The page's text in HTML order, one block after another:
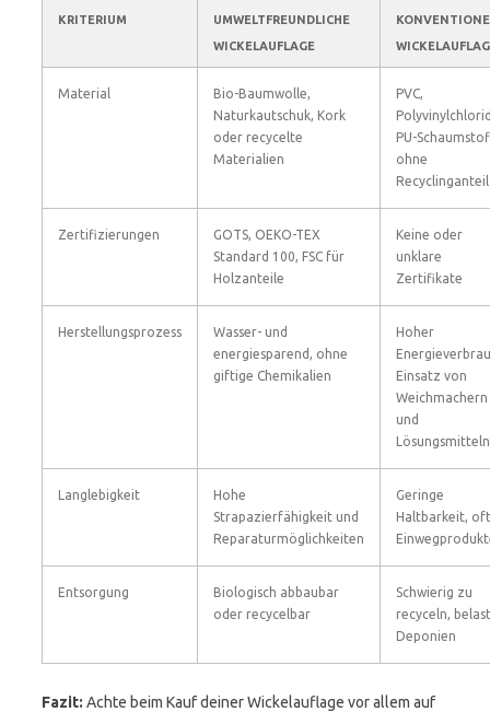
KRITERIUM
UMWELTFREUNDLICHE
WICKELAUFLAGE
Material
Bio-Baumwolle,
Naturkautschuk, Kork
oder recycelte
Materialien
PVC,
PU-
ohne
Recyclinganteil
Zertifizierungen
GOTS, OEKO-TEX
Standard 100, FSC für
Holzanteile
Keine oder
unklare
Zertifikate
Herstellungsprozess
Wasser- und
energiesparend, ohne
giftige Chemikalien
Hoher
Einsatz von
Weichmachern
und
Lösungsmitteln
Langlebigkeit
Hohe
Strapazierfähigkeit und
Reparaturmöglichkeiten
Geringe
Haltbarkeit, oft
Entsorgung
Biologisch abbaubar
oder recycelbar
Schwierig zu
recyceln,
Deponien
Fazit: Achte beim Kauf deiner Wickelauflage vor allem auf